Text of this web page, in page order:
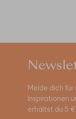
Melde dich
Inspirationen
erhältst du 5